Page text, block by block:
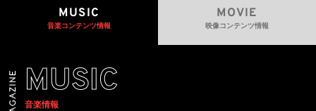
MUSIC
音楽コンテンツ情報
MOVIE
映像コンテンツ情報
MUSIC
音楽情報